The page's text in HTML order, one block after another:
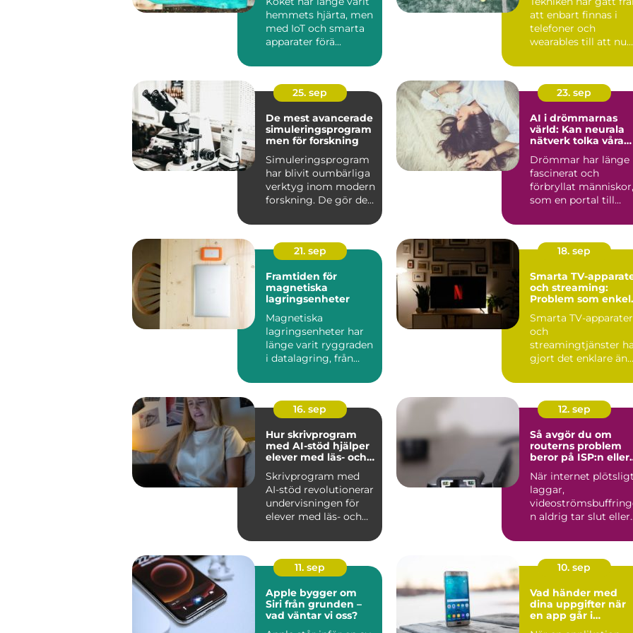
hemmets hjärta, men
med IoT och smarta
apparater förä...
att enbart finnas i
telefoner och
wearables till att nu
25. sep
De mest avancerade
simuleringsprogram
men för forskning
Simuleringsprogram
har blivit oumbärliga
verktyg inom modern
forskning. De gör det
23. sep
AI i drömmarnas
värld: Kan neurala
nätverk tolka våra
Drömmar har länge
fascinerat och
förbryllat människor,
som en portal till
21. sep
Framtiden för
magnetiska
lagringsenheter
Magnetiska
lagringsenheter har
länge varit ryggraden
i datalagring, från
18. sep
Smarta TV-
och streaming:
Problem som
Smarta TV-apparater
och
streamingtjänster
gjort det enklare än
16. sep
Hur skrivprogram
med AI-stöd hjälper
elever med läs- och
Skrivprogram med
AI-stöd revolutionerar
undervisningen för
elever med läs- och
12. sep
Så avgör du om
routerns problem
beror på ISP:n eller
När internet plötsligt
laggar,
n aldrig tar slut eller
11. sep
Apple bygger om
Siri från grunden –
vad väntar vi oss?
10. sep
Vad händer med
dina uppgifter när
en app går i